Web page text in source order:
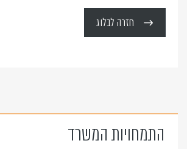
חזרה לבלוג
התמחויות המשרד